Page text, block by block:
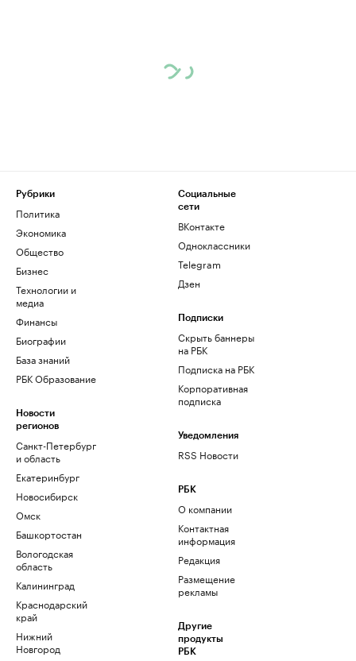
Рубрики
Политика
Экономика
Общество
Бизнес
Технологии и
медиа
Финансы
Биографии
База знаний
РБК Образование
Новости
регионов
Санкт-Петербург
и область
Екатеринбург
Новосибирск
Омск
Башкортостан
Вологодская
область
Калининград
Краснодарский
край
Нижний
Новгород
Социальные
сети
ВКонтакте
Одноклассники
Telegram
Дзен
Подписки
Скрыть баннеры
на РБК
Подписка на РБК
Корпоративная
подписка
Уведомления
RSS Новости
РБК
О компании
Контактная
информация
Редакция
Размещение
рекламы
Другие
продукты
РБК